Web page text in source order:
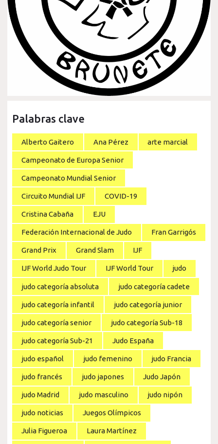
Palabras clave
Alberto Gaitero Ana Pérez arte marcial
Campeonato de Europa Senior
Campeonato Mundial Senior
Circuito Mundial IJF COVID-19
Cristina Cabaña EJU
Federación Internacional de Judo Fran Garrigós
Grand Prix Grand Slam IJF
IJF World Judo Tour IJF World Tour judo
judo categoría absoluta judo categoría cadete
judo categoría infantil judo categoría junior
judo categoría senior judo categoría Sub-18
judo categoría Sub-21 Judo España
judo español judo femenino judo Francia
judo francés judo japones Judo Japón
judo Madrid judo masculino judo nipón
judo noticias Juegos Olímpicos
Julia Figueroa Laura Martínez